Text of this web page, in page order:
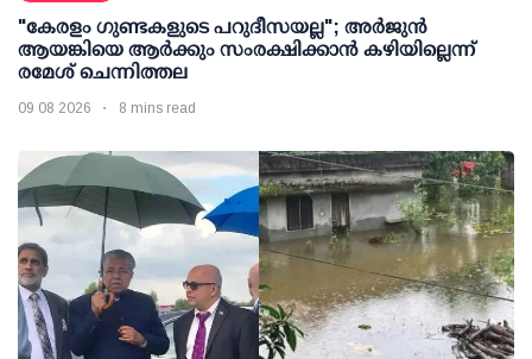
"കേരളം ഗുണ്ടകളുടെ പറുദീസയല്ല"; അർജുൻ
ആയങ്കിയെ ആർക്കും സംരക്ഷിക്കാൻ കഴിയില്ലെന്ന്
രമേശ് ചെന്നിത്തല
09 08 2026 8 mins read